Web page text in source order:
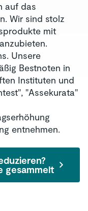
auf das
Wir sind stolz
mit
Unsere
Bestnoten in
Instituten und
"Assekurata"
entnehmen.
gesammelt